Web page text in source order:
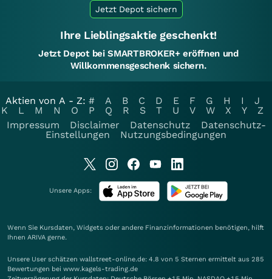
Jetzt Depot sichern
Ihre Lieblingsaktie geschenkt!
Jetzt Depot bei SMARTBROKER+ eröffnen und
Willkommensgeschenk sichern.
Aktien von A - Z: # A B C D E F G H I
J
K
L M N O P Q R S T U V W X Y
Z
Impressum
Disclaimer Datenschutz
Datenschutz-
Einstellungen
Nutzungsbedingungen
Unsere Apps:
Wenn Sie Kursdaten, Widgets oder andere Finanzinformationen benötigen, hilft
Ihnen ARIVA gerne.
Unsere User schätzen wallstreet-online.de: 4.8 von 5 Sternen ermittelt aus 285
Bewertungen bei www.kagels-trading.de